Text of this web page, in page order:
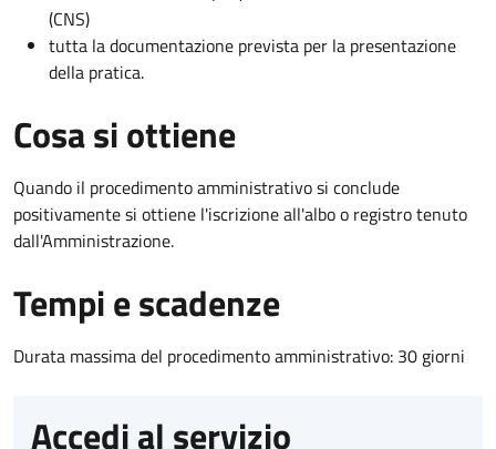
(CNS)
tutta la documentazione prevista per la presentazione
della pratica.
Cosa si ottiene
Quando il procedimento amministrativo si conclude
positivamente si ottiene l'iscrizione all'albo o registro tenuto
dall'Amministrazione.
Tempi e scadenze
Durata massima del procedimento amministrativo: 30 giorni
Accedi al servizio